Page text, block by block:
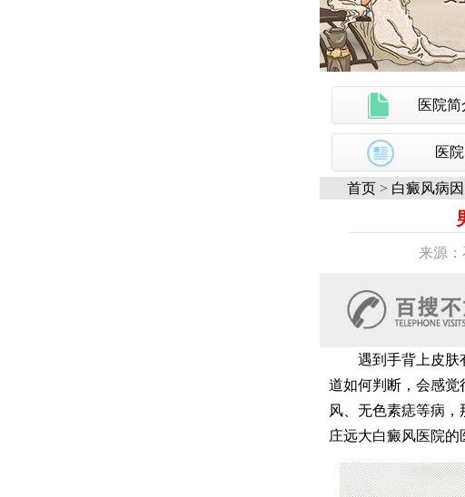
医院简
医院
首页 > 白癜风病因
来源：
遇到手背上皮肤有
道如何判断，会感觉
风、无色素痣等病
庄远大白癜风医院的